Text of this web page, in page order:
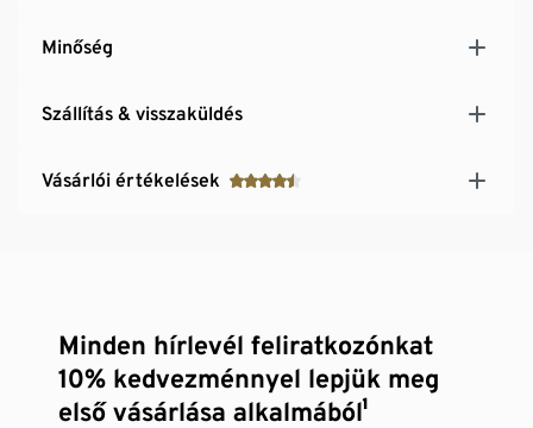
Minőség
Szállítás & visszaküldés
Vásárlói értékelések
Minden hírlevél feliratkozónkat
10% kedvezménnyel lepjük meg
első vásárlása alkalmából¹